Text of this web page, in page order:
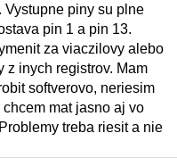
Vystupne piny su plne
pin 1 a pin 13.
za viaczilovy alebo
z inych registrov. Mam
softverovo, neriesim
mat jasno aj vo
treba riesit a nie